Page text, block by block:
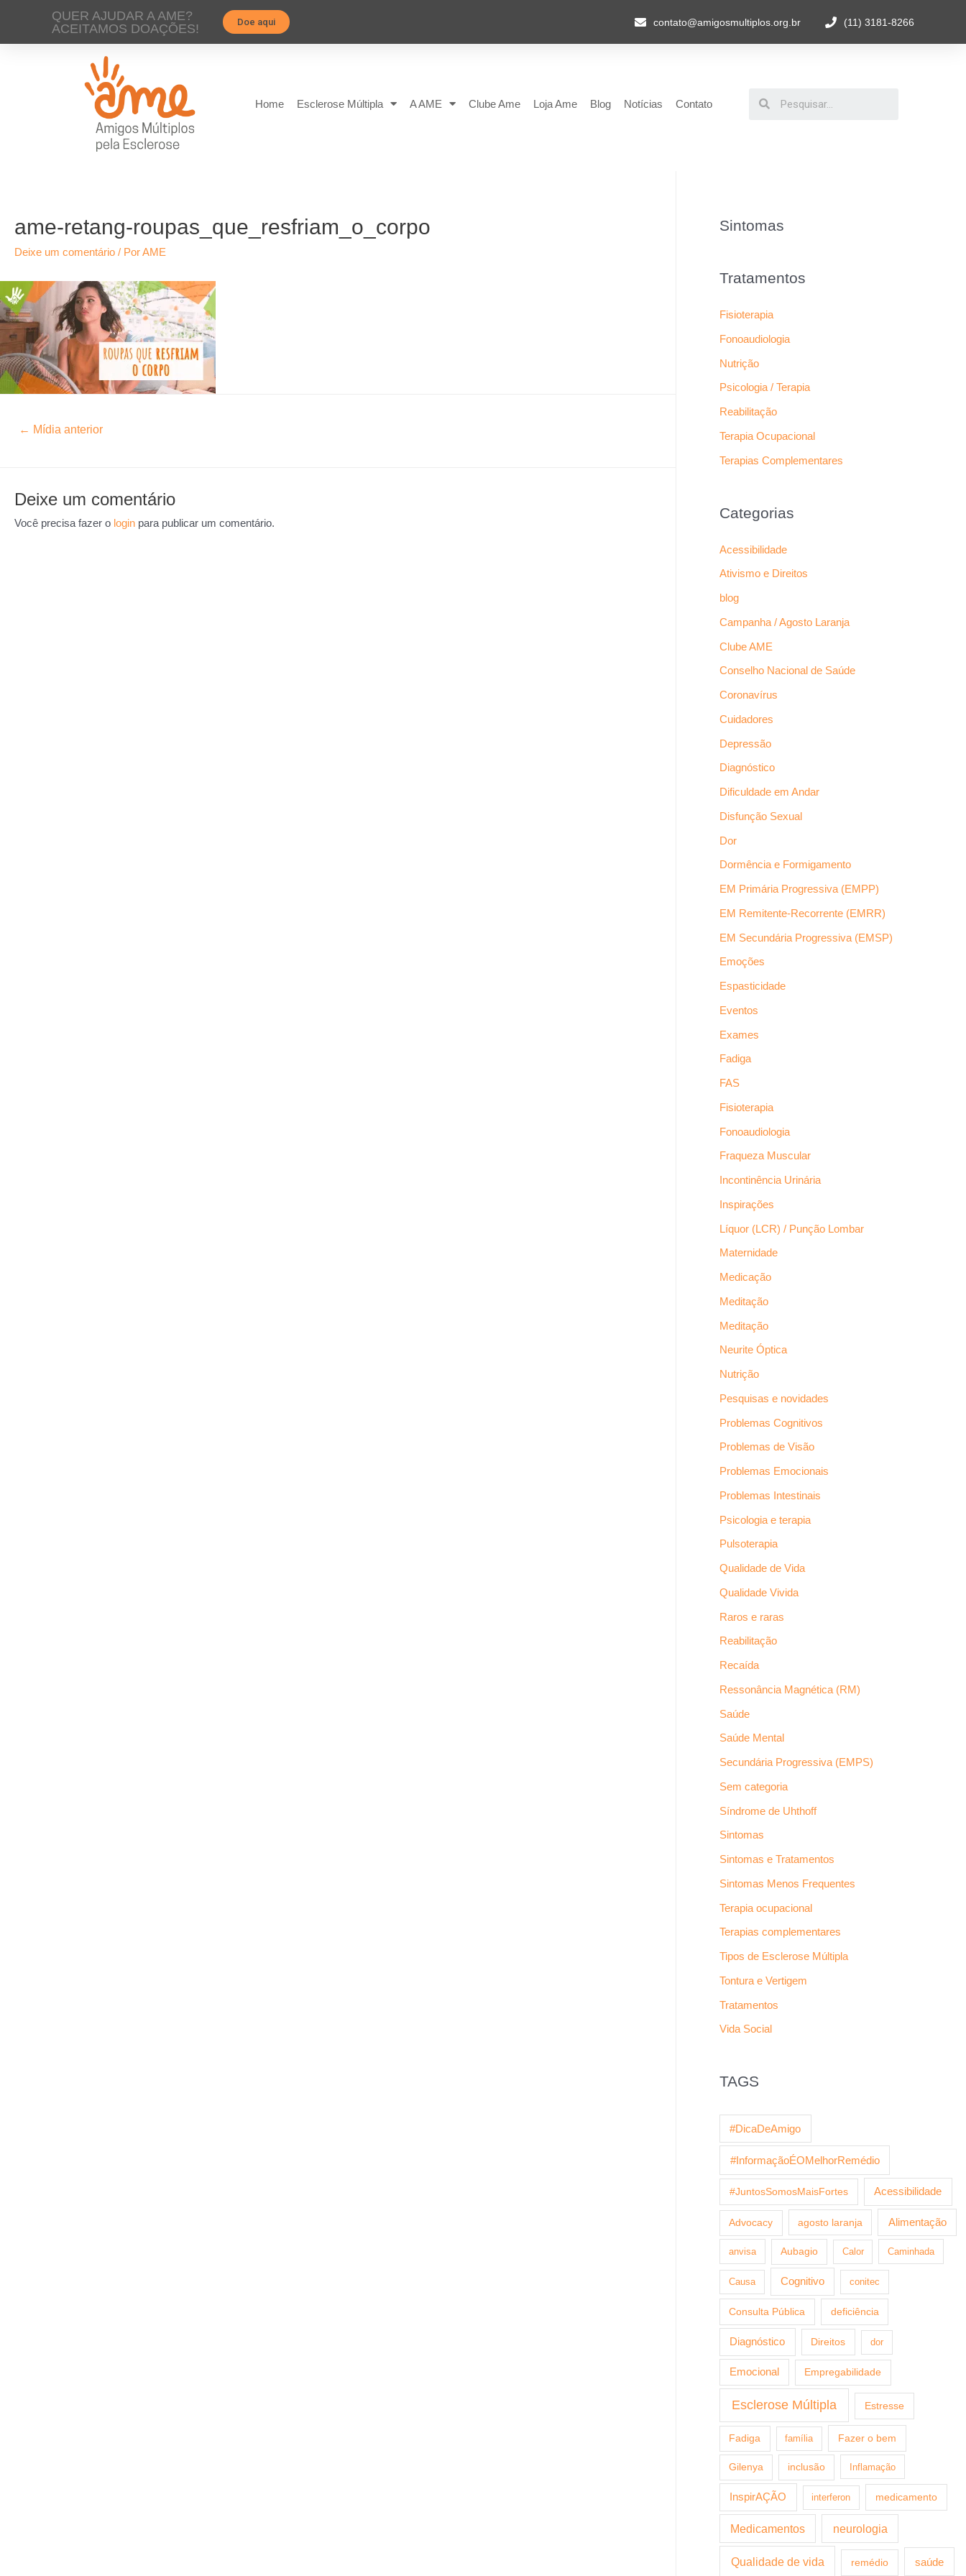
QUER AJUDAR A AME?
ACEITAMOS DOAÇÕES!
Doe aqui contato@amigosmultiplos.org.br (11) 3181-8266
Home Esclerose Múltipla A AME Clube Ame Loja Ame Blog Notícias Contato
ame-retang-roupas_que_resfriam_o_corpo
Deixe um comentário / PorAME
← Mídia anterior
Deixe um comentário
Você precisa fazer o login para publicar um comentário.
Sintomas
Tratamentos
Fisioterapia
Fonoaudiologia
Nutrição
Psicologia / Terapia
Reabilitação
Terapia Ocupacional
Terapias Complementares
Categorias
Acessibilidade
Ativismo e Direitos
blog
Campanha / Agosto Laranja
Clube AME
Conselho Nacional de Saúde
Coronavírus
Cuidadores
Depressão
Diagnóstico
Dificuldade em Andar
Disfunção Sexual
Dor
Dormência e Formigamento
EM Primária Progressiva (EMPP)
EM Remitente-Recorrente (EMRR)
EM Secundária Progressiva (EMSP)
Emoções
Espasticidade
Eventos
Exames
Fadiga
FAS
Fisioterapia
Fonoaudiologia
Fraqueza Muscular
Incontinência Urinária
Inspirações
Líquor (LCR) / Punção Lombar
Maternidade
Medicação
Meditação
Meditação
Neurite Óptica
Nutrição
Pesquisas e novidades
Problemas Cognitivos
Problemas de Visão
Problemas Emocionais
Problemas Intestinais
Psicologia e terapia
Pulsoterapia
Qualidade de Vida
Qualidade Vivida
Raros e raras
Reabilitação
Recaída
Ressonância Magnética (RM)
Saúde
Saúde Mental
Secundária Progressiva (EMPS)
Sem categoria
Síndrome de Uhthoff
Sintomas
Sintomas e Tratamentos
Sintomas Menos Frequentes
Terapia ocupacional
Terapias complementares
Tipos de Esclerose Múltipla
Tontura e Vertigem
Tratamentos
Vida Social
TAGS
#DicaDeAmigo
#InformaçãoÉOMelhorRemédio
#JuntosSomosMaisFortes Acessibilidade
Advocacy agosto laranja Alimentação
anvisa Aubagio Calor Caminhada
Causa Cognitivo conitec
Consulta Pública deficiência
Diagnóstico Direitos dor
Emocional Empregabilidade
Esclerose Múltipla Estresse
Fadiga família Fazer o bem
Gilenya inclusão Inflamação
InspirAÇÃO interferon medicamento
Medicamentos neurologia
Qualidade de vida remédio saúde